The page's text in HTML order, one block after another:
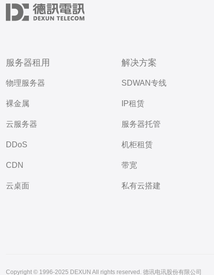
服务器租用
物理服务器
裸金属
云服务器
DDoS
CDN
云桌面
解决方案
SDWAN专线
IP租赁
服务器托管
机柜租赁
带宽
私有云搭建
Copyright © 1996-2025 DEXUN All rights reserved. 德讯电讯股份有限公司